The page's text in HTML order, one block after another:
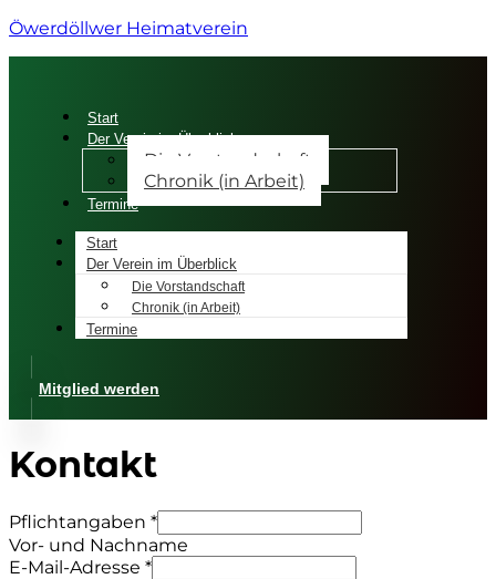
Öwerdöllwer Heimatverein
Start
Der Verein im Überblick
Die Vorstandschaft
Chronik (in Arbeit)
Termine
Start
Der Verein im Überblick
Die Vorstandschaft
Chronik (in Arbeit)
Termine
Mitglied werden
Kontakt
Pflichtangaben *
Vor- und Nachname
E-Mail-Adresse *